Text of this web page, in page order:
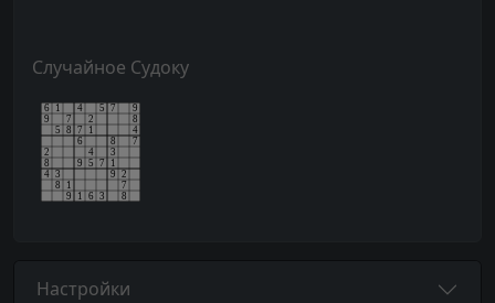
Случайное Судоку
Настройки